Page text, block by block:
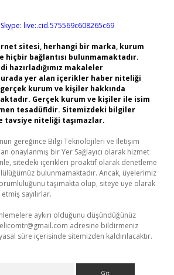
Skype: live:.cid.575569c608265c69
sitesi, herhangi bir marka, kurum
hiçbir bağlantısı bulunmamaktadır.
hazırladığımız makaleler
yer alan içerikler haber niteliği
kurum ve kişiler hakkında
Gerçek kurum ve kişiler ile isim
tesadüfidir. Sitemizdeki bilgiler
tavsiye niteliği taşımazlar.
gereğince Bilgi Teknolojileri ve İletişim
onaylanmış bir Yer Sağlayıcı olarak hizmet
sitedeki içerikleri proaktif olarak denetleme
bulunmamaktadır. Ancak, üyelerimiz
taşımakta olup, siteye üye olarak
sayılırlar.
aykırı olduğunu düşündüğünüz
adresine bildirmeniz
süre içerisinde sitemizden kaldırılacaktır.